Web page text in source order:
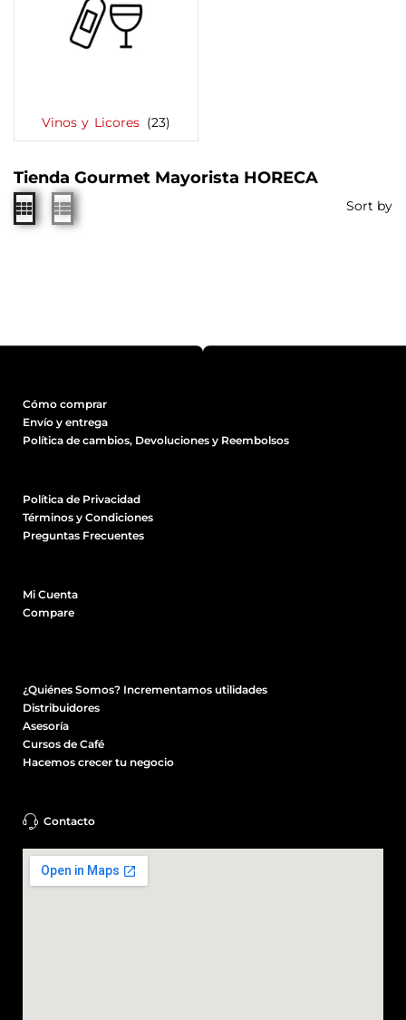
Vinos y Licores (23)
Tienda Gourmet Mayorista HORECA
Sort by
Cómo comprar
Envío y entrega
Política de cambios, Devoluciones y Reembolsos
Política de Privacidad
Términos y Condiciones
Preguntas Frecuentes
Mi Cuenta
Compare
¿Quiénes Somos? Incrementamos utilidades
Distribuidores
Asesoría
Cursos de Café
Hacemos crecer tu negocio
Contacto